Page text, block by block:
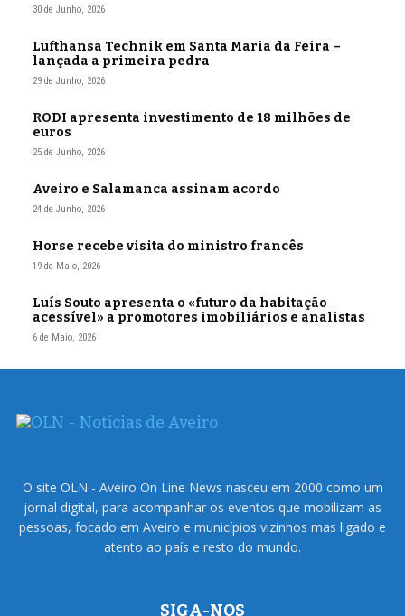
30 de Junho, 2026
Lufthansa Technik em Santa Maria da Feira –
lançada a primeira pedra
29 de Junho, 2026
RODI apresenta investimento de 18 milhões de
euros
25 de Junho, 2026
Aveiro e Salamanca assinam acordo
24 de Junho, 2026
Horse recebe visita do ministro francês
19 de Maio, 2026
Luís Souto apresenta o «futuro da habitação
acessível» a promotores imobiliários e analistas
6 de Maio, 2026
O site OLN - Aveiro On Line News nasceu em 2000 como um
jornal digital, para acompanhar os eventos que mobilizam as
pessoas, focado em Aveiro e municípios vizinhos mas ligado e
atento ao país e resto do mundo.
SIGA-NOS